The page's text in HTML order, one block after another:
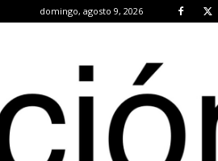
domingo, agosto 9, 2026